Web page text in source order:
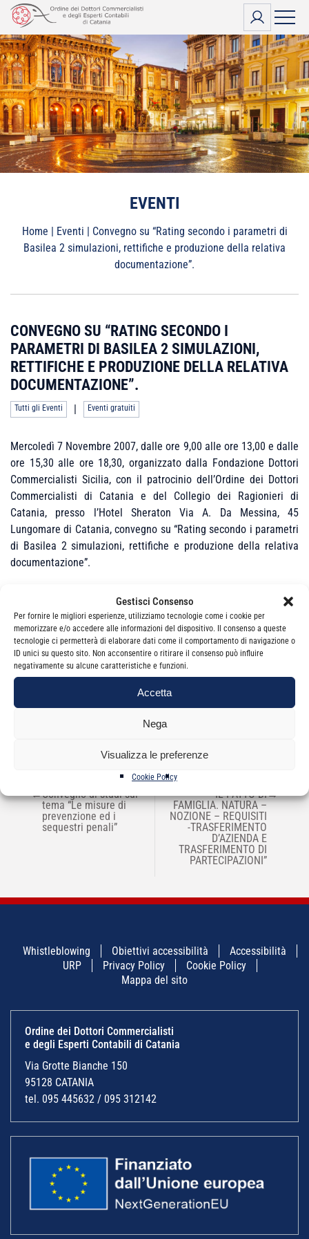
Gestisci Consenso
Per fornire le migliori esperienze, utilizziamo tecnologie come i cookie per
memorizzare e/o accedere alle informazioni del dispositivo. Il consenso a queste
tecnologie ci permetterà di elaborare dati come il comportamento di navigazione o
ID unici su questo sito. Non acconsentire o ritirare il consenso può influire
negativamente su alcune caratteristiche e funzioni.
Accetta
Nega
Visualizza le preferenze
Cookie Policy
Vai
contenuto
EVENTI
Home | Eventi | Convegno su “Rating secondo i parametri di
Basilea 2 simulazioni, rettifiche e produzione della relativa
documentazione”.
CONVEGNO SU “RATING SECONDO I
PARAMETRI DI BASILEA 2 SIMULAZIONI,
RETTIFICHE E PRODUZIONE DELLA RELATIVA
DOCUMENTAZIONE”.
Tutti gli Eventi | Eventi gratuiti
Mercoledì 7 Novembre 2007, dalle ore 9,00 alle ore 13,00 e dalle
ore 15,30 alle ore 18,30, organizzato dalla Fondazione Dottori
Commercialisti Sicilia, con il patrocinio dell’Ordine dei Dottori
Commercialisti di Catania e del Collegio dei Ragionieri di
Catania, presso l’Hotel Sheraton Via A. Da Messina, 45
Lungomare di Catania, convegno su “Rating secondo i parametri
di Basilea 2 simulazioni, rettifiche e produzione della relativa
documentazione”.
prenotazione cliccare su " FORMAZIONE – ISI Formazione".
Non sono presenti appuntamenti per questo
evento.
ARTICOLI
←Convegno di studi sul
tema “Le misure di
prevenzione ed i
sequestri penali”
“IL PATTO DI
FAMIGLIA. NATURA –
NOZIONE – REQUISITI
-TRASFERIMENTO
D’AZIENDA E
TRASFERIMENTO DI
PARTECIPAZIONI”
→
Whistleblowing Obiettivi accessibilità
Accessibilità
URP
Privacy Policy
Cookie Policy
Mappa del sito
Ordine dei Dottori Commercialisti
e degli Esperti Contabili di Catania
Via Grotte Bianche 150
95128 CATANIA
tel. 095 445632 / 095 312142